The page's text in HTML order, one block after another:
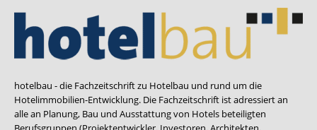
hotelbau - die Fachzeitschrift zu Hotelbau und rund um die
Hotelimmobilien-Entwicklung. Die Fachzeitschrift ist adressiert an
alle an Planung, Bau und Ausstattung von Hotels beteiligten